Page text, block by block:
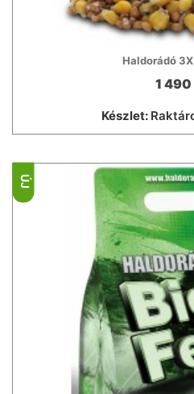
Haldorádó
1 490
Készlet:
ÚJ